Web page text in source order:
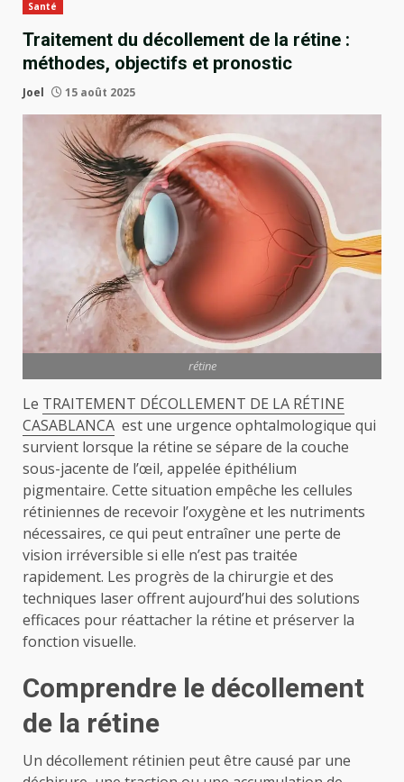
Santé
Traitement du décollement de la rétine :
méthodes, objectifs et pronostic
Joel 15 août 2025
rétine
Le TRAITEMENT DÉCOLLEMENT DE LA RÉTINE
CASABLANCA est une urgence ophtalmologique qui
survient lorsque la rétine se sépare de la couche
sous-jacente de l’œil, appelée épithélium
pigmentaire. Cette situation empêche les cellules
rétiniennes de recevoir l’oxygène et les nutriments
nécessaires, ce qui peut entraîner une perte de
vision irréversible si elle n’est pas traitée
rapidement. Les progrès de la chirurgie et des
techniques laser offrent aujourd’hui des solutions
efficaces pour réattacher la rétine et préserver la
fonction visuelle.
Comprendre le décollement
de la rétine
Un décollement rétinien peut être causé par une